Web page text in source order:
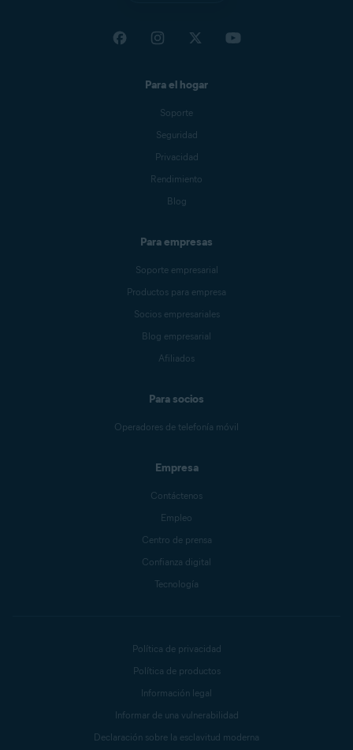
Para el hogar
Soporte
Seguridad
Privacidad
Rendimiento
Blog
Para empresas
Soporte empresarial
Productos para empresa
Socios empresariales
Blog empresarial
Afiliados
Para socios
Operadores de telefonía móvil
Empresa
Contáctenos
Empleo
Centro de prensa
Confianza digital
Tecnología
Política de privacidad
Política de productos
Información legal
Informar de una vulnerabilidad
Declaración sobre la esclavitud moderna